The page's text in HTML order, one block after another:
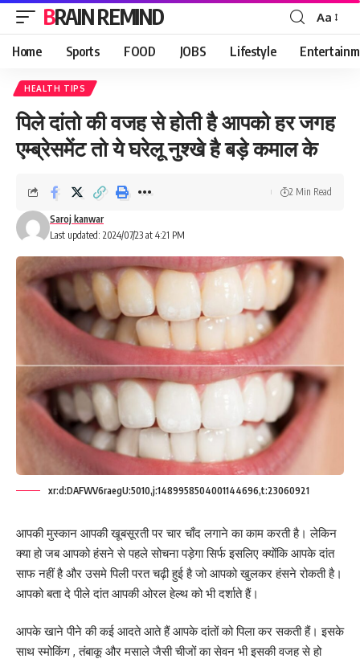
BRAIN REMIND
Font
Resizer
Aa
Home Sports FOOD JOBS Lifestyle
HEALTH TIPS
पिले दांतो की वजह से होती है आपको हर जगह
एम्ब्रेसमेंट तो ये घरेलू नुश्खे है बड़े कमाल के
Last updated: 2024/07/23 at 4:21 PM
Saroj kanwar
2 Min Read
xr:d:DAFWV6raegU:5010,j:1489958504001144696,t:23060921
आपकी मुस्कान आपकी खूबसूरती पर चार चाँद लगाने का काम करती है। लेकिन
क्या हो जब आपको हंसने से पहले सोचना पड़ेगा सिर्फ इसलिए क्योंकि आपके दांत
साफ नहीं है और उसमे पिली परत चढ़ी हुई है जो आपको खुलकर हंसने रोकती है।
आपको बता दे पीले दांत आपकी ओरल हेल्थ को भी दर्शाते हैं।
आपके खाने पीने की कई आदते आते हैं आपके दांतों को पिला कर सकती हैं। इसके
साथ स्मोकिंग , तंबाकू और मसाले जैसी चीजों का सेवन भी इसकी वजह से हो